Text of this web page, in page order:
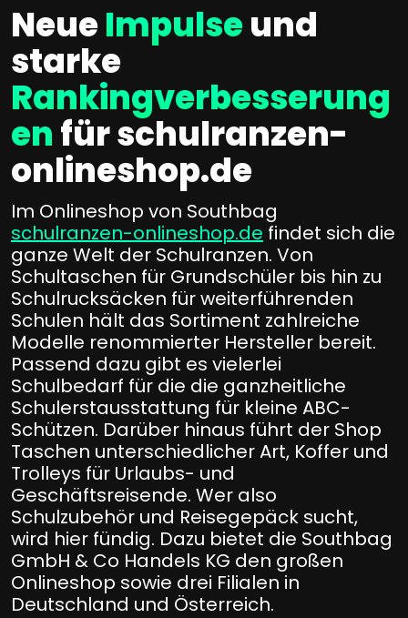
NeueImpulseund
starke
Rankingverbesserung
enfür schulranzen-
onlineshop.de
Im Onlineshop von Southbag
schulranzen-onlineshop.de findet sich die
ganze Welt der Schulranzen. Von
Schultaschen für Grundschüler bis hin zu
Schulrucksäcken für weiterführenden
Schulen hält das Sortiment zahlreiche
Modelle renommierter Hersteller bereit.
Passend dazu gibt es vielerlei
Schulbedarf für die die ganzheitliche
Schulerstausstattung für kleine ABC-
Schützen. Darüber hinaus führt der Shop
Taschen unterschiedlicher Art, Koffer und
Trolleys für Urlaubs- und
Geschäftsreisende. Wer also
Schulzubehör und Reisegepäck sucht,
wird hier fündig. Dazu bietet die Southbag
GmbH & Co Handels KG den großen
Onlineshop sowie drei Filialen in
Deutschland und Österreich.